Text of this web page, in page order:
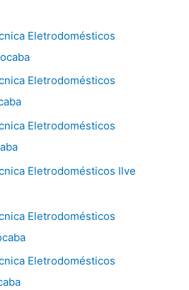
Eletrodomésticos
Eletrodomésticos
Eletrodomésticos
Eletrodomésticos Ilve
Eletrodomésticos
Eletrodomésticos